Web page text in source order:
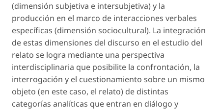
(dimensión subjetiva e intersubjetiva) y la
producción en el marco de interacciones verbales
específicas (dimensión sociocultural). La integración
de estas dimensiones del discurso en el estudio del
relato se logra mediante una perspectiva
interdisciplinaria que posibilite la confrontación, la
interrogación y el cuestionamiento sobre un mismo
objeto (en este caso, el relato) de distintas
categorías analíticas que entran en diálogo y